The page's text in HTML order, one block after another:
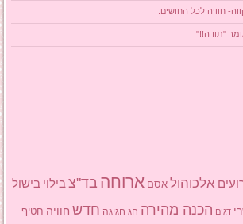
"תודה!!"
אלכוהול אסם ארוחה בד"צ בילוי בישול
דגים הכנה מהירה חג חגיגה חדש חוויה חטיף